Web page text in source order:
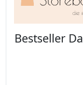
Bestseller